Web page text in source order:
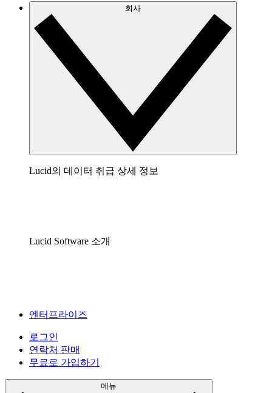
회사
Lucid의 데이터 취급 상세 정보
Lucid Software 소개
엔터프라이즈
로그인
연락처 판매
무료로 가입하기
메뉴